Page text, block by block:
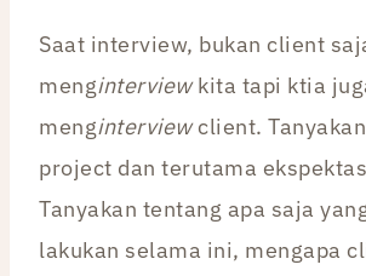
Saat interview, bukan client
menginterviewkita tapi ktia
menginterviewclient.
project dan terutama
Tanyakan tentang apa saja
lakukan selama ini, mengapa